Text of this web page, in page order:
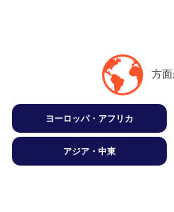
方
ヨーロッパ・アフリカ
アジア・中東